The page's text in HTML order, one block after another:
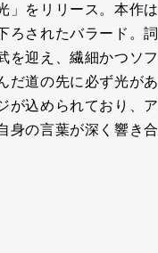
」をリリース。本作
ろされたバラード。
を迎え、繊細かつソ
だ道の先に必ず光が
が込められており、
身の言葉が深く響き